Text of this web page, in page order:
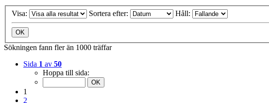
Visa: Sortera efter: Håll:
Sökningen fann fler än 1000 träffar
Sida 1 av 50
Hoppa till sida:
1
2